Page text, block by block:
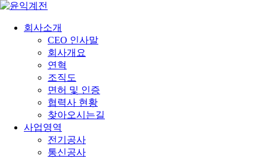
회사소개
CEO 인사말
회사개요
연혁
조직도
면허 및 인증
협력사 현황
찾아오시는길
사업영역
전기공사
통신공사